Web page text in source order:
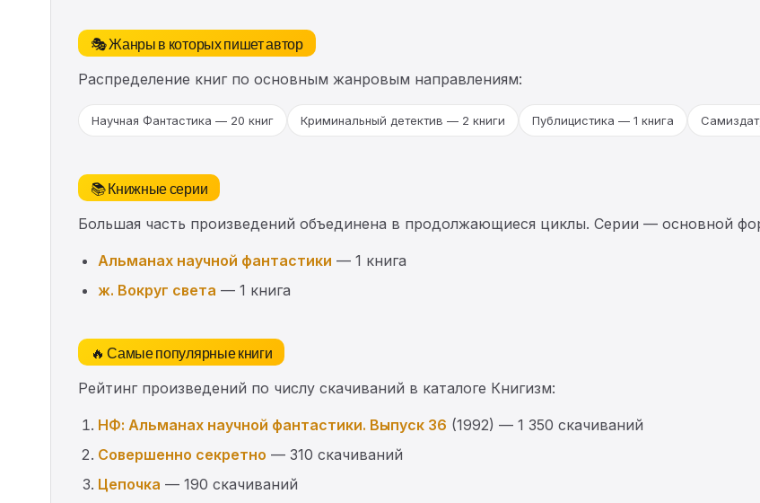
🎭 Жанры в которых пишет автор
Распределение книг по основным жанровым направлениям:
Научная Фантастика — 20 книг Криминальный детектив — 2 книги Публицистика — 1 книга
📚 Книжные серии
Большая часть произведений объединена в продолжающиеся циклы. Серии — основной
Альманах научной фантастики — 1 книга
ж. Вокруг света — 1 книга
🔥 Самые популярные книги
Рейтинг произведений по числу скачиваний в каталоге Книгизм:
НФ: Альманах научной фантастики. Выпуск 36 (1992) — 1 350 скачиваний
Совершенно секретно — 310 скачиваний
Цепочка — 190 скачиваний